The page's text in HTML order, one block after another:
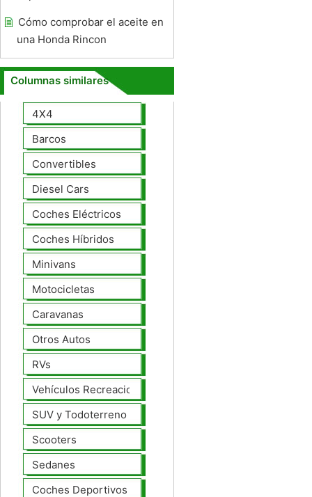
Cómo comprobar el aceite en
una Honda Rincon
Columnas similares
4X4
Barcos
Convertibles
Diesel Cars
Coches Eléctricos
Coches Híbridos
Minivans
Motocicletas
Caravanas
Otros Autos
RVs
Vehículos Recreacionales
SUV y Todoterreno
Scooters
Sedanes
Coches Deportivos